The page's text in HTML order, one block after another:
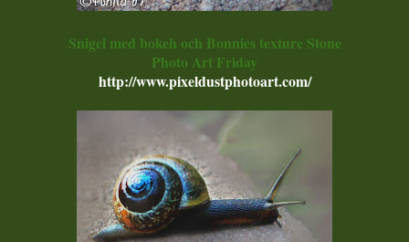
Snigel med bokeh och Bonnies texture Stone
Photo Art Friday
http://www.pixeldustphotoart.com/